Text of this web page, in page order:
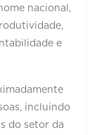
nacional,
e
incluindo
do setor da